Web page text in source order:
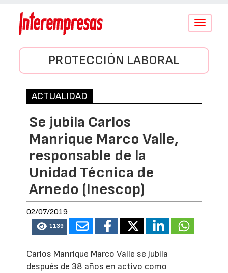
Conmutar
PROTECCIÓN LABORAL
ACTUALIDAD
Se jubila Carlos
Manrique Marco Valle,
responsable de la
Unidad Técnica de
Arnedo (Inescop)
02/07/2019
1139
Carlos Manrique Marco Valle se jubila
después de 38 años en activo como